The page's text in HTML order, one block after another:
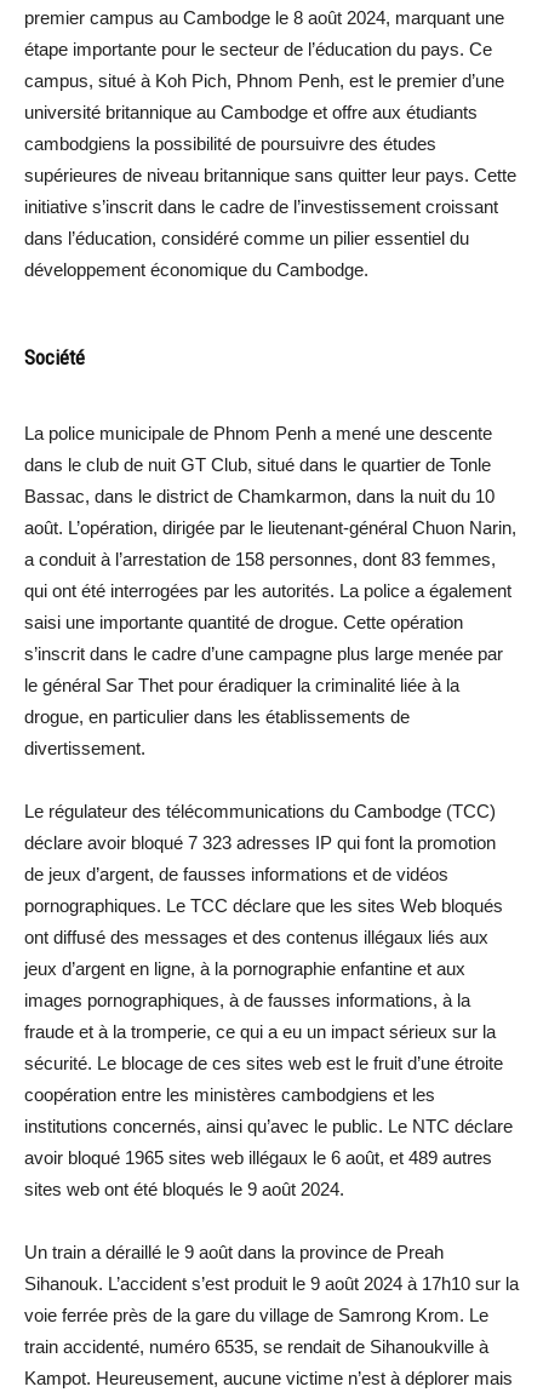
premier campus au Cambodge le 8 août 2024, marquant une
étape importante pour le secteur de l’éducation du pays. Ce
campus, situé à Koh Pich, Phnom Penh, est le premier d’une
université britannique au Cambodge et offre aux étudiants
cambodgiens la possibilité de poursuivre des études
supérieures de niveau britannique sans quitter leur pays. Cette
initiative s’inscrit dans le cadre de l’investissement croissant
dans l’éducation, considéré comme un pilier essentiel du
développement économique du Cambodge.
Société
La police municipale de Phnom Penh a mené une descente
dans le club de nuit GT Club, situé dans le quartier de Tonle
Bassac, dans le district de Chamkarmon, dans la nuit du 10
août. L’opération, dirigée par le lieutenant-général Chuon Narin,
a conduit à l’arrestation de 158 personnes, dont 83 femmes,
qui ont été interrogées par les autorités. La police a également
saisi une importante quantité de drogue. Cette opération
s’inscrit dans le cadre d’une campagne plus large menée par
le général Sar Thet pour éradiquer la criminalité liée à la
drogue, en particulier dans les établissements de
divertissement.
Le régulateur des télécommunications du Cambodge (TCC)
déclare avoir bloqué 7 323 adresses IP qui font la promotion
de jeux d’argent, de fausses informations et de vidéos
pornographiques. Le TCC déclare que les sites Web bloqués
ont diffusé des messages et des contenus illégaux liés aux
jeux d’argent en ligne, à la pornographie enfantine et aux
images pornographiques, à de fausses informations, à la
fraude et à la tromperie, ce qui a eu un impact sérieux sur la
sécurité. Le blocage de ces sites web est le fruit d’une étroite
coopération entre les ministères cambodgiens et les
institutions concernés, ainsi qu’avec le public. Le NTC déclare
avoir bloqué 1965 sites web illégaux le 6 août, et 489 autres
sites web ont été bloqués le 9 août 2024.
Un train a déraillé le 9 août dans la province de Preah
Sihanouk. L’accident s’est produit le 9 août 2024 à 17h10 sur la
voie ferrée près de la gare du village de Samrong Krom. Le
train accidenté, numéro 6535, se rendait de Sihanoukville à
Kampot. Heureusement, aucune victime n’est à déplorer mais